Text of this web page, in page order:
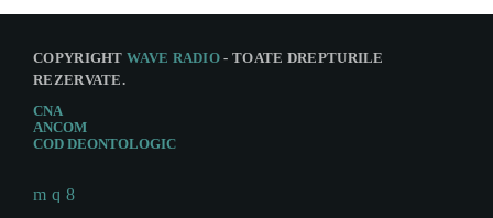
COPYRIGHTWAVE RADIO - TOATE DREPTURILE
REZERVATE.
CNA
ANCOM
COD DEONTOLOGIC